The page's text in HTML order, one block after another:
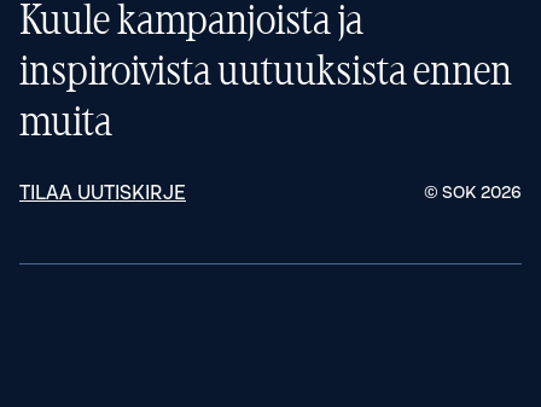
Kuule kampanjoista ja
inspiroivista uutuuksista ennen
muita
TILAA UUTISKIRJE © SOK 2026